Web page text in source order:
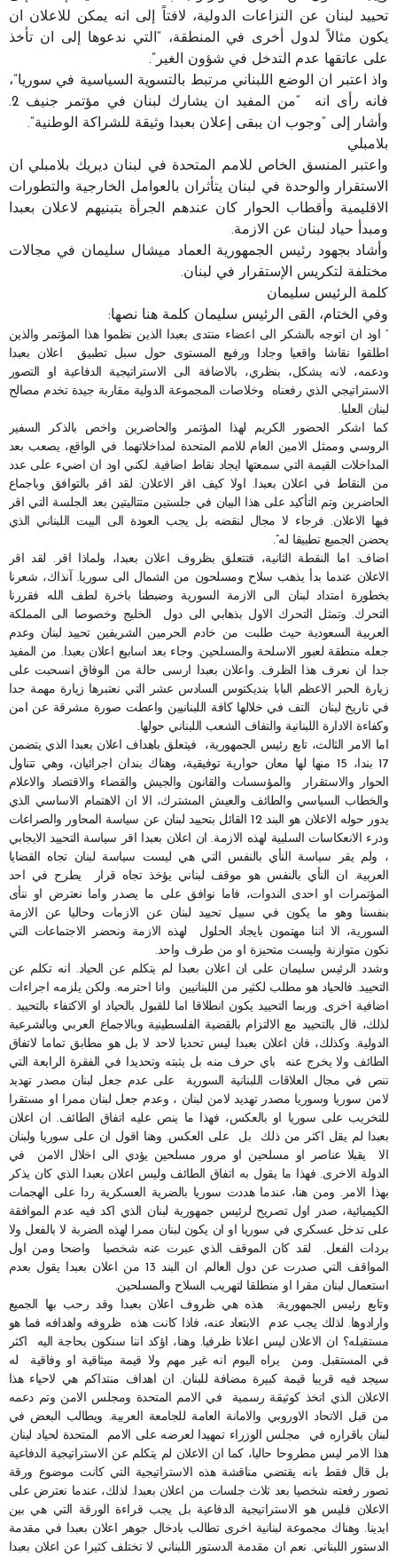
تحييد لبنان عن النزاعات الدولية، لافتاً إلى انه يمكن للاعلان ان
يكون مثالاً لدول أخرى في المنطقة، “التي ندعوها إلى ان تأخذ
على عاتقها عدم التدخل في شؤون الغير”.
واذ اعتبر ان الوضع اللبناني مرتبط بالتسوية السياسية في سوريا”،
فانه رأى انه “من المفيد ان يشارك لبنان في مؤتمر جنيف 2.
وأشار إلى “وجوب ان يبقى إعلان بعبدا وثيقة للشراكة الوطنية”.
بلامبلي
واعتبر المنسق الخاص للامم المتحدة في لبنان ديريك بلامبلي ان
الاستقرار والوحدة في لبنان يتأثران بالعوامل الخارجية والتطورات
الاقليمية وأقطاب الحوار كان عندهم الجرأة بتبنيهم لاعلان بعبدا
ومبدأ حياد لبنان عن الازمة.
وأشاد بجهود رئيس الجمهورية العماد ميشال سليمان في مجالات
مختلفة لتكريس الإستقرار في لبنان.
كلمة الرئيس سليمان
وفي الختام، القى الرئيس سليمان كلمة هنا نصها:
” اود ان اتوجه بالشكر الى اعضاء منتدى بعبدا الذين نظموا هذا المؤتمر والذين
اطلقوا نقاشا واقعيا وجادا ورفيع المستوى حول سبل تطبيق اعلان بعبدا
ودعمه، لانه يشكل، بنظري، بالاضافة الى الاستراتيجية الدفاعية او التصور
الاستراتيجي الذي رفعناه وخلاصات المجموعة الدولية مقاربة جيدة تخدم مصالح
لبنان العليا.
كما اشكر الحضور الكريم لهذا المؤتمر والحاضرين واخص بالذكر السفير
الروسي وممثل الامين العام للامم المتحدة لمداخلاتهما. في الواقع، يصعب بعد
المداخلات القيمة التي سمعتها ايجاد نقاط اضافية. لكني اود ان اضيء على عدد
من النقاط في اعلان بعبدا. اولا كيف اقر الاعلان: لقد اقر بالتوافق وباجماع
الحاضرين وتم التأكيد على هذا البيان في جلستين متتاليتين بعد الجلسة التي اقر
فيها الاعلان. فرجاء لا مجال لنقضه بل يجب العودة الى البيت اللبناني الذي
يحضن الجميع تطبيقا له”.
اضاف: اما النقطة الثانية، فتتعلق بظروف اعلان بعبدا، ولماذا اقر. لقد اقر
الاعلان عندما بدأ يذهب سلاح ومسلحون من الشمال الى سوريا. آنذاك، شعرنا
بخطورة امتداد لبنان الى الازمة السورية وضبطنا باخرة لطف الله فقررنا
التحرك. وتمثل التحرك الاول بذهابي الى دول الخليج وخصوصا الى المملكة
العربية السعودية حيث طلبت من خادم الحرمين الشريفين تحييد لبنان وعدم
جعله منطقة لعبور الاسلحة والمسلحين. وجاء بعد اسابيع اعلان بعبدا. من المفيد
جدا ان نعرف هذا الظرف. واعلان بعبدا ارسى حالة من الوفاق انسحبت على
زيارة الحبر الاعظم البابا بنديكتوس السادس عشر التي نعتبرها زيارة مهمة جدا
في تاريخ لبنان التف في خلالها كافة اللبنانيين واعطت صورة مشرقة عن امن
وكفاءة الادارة اللبنانية والتفاف الشعب اللبناني حولها.
اما الامر الثالث، تابع رئيس الجمهورية، فيتعلق باهداف اعلان بعبدا الذي يتضمن
17 بندا، 15 منها لها معان حوارية توفيقية، وهناك بندان اجرائيان، وهي تتناول
الحوار والاستقرار والمؤسسات والقانون والجيش والقضاء والاقتصاد والاعلام
والخطاب السياسي والطائف والعيش المشترك، الا ان الاهتمام الاساسي الذي
يدور حوله الاعلان هو البند 12 القائل بتحييد لبنان عن سياسة المحاور والصراعات
ودرء الانعكاسات السلبية لهذه الازمة. ان اعلان بعبدا اقر سياسة التحييد الايجابي
، ولم يقر سياسة النأي بالنفس التي هي ليست سياسة لبنان تجاه القضايا
العربية. ان النأي بالنفس هو موقف لبناني يؤخذ تجاه قرار يطرح في احد
المؤتمرات او احدى الندوات، فاما نوافق على ما يصدر واما نعترض او ننأى
بنفسنا وهو ما يكون في سبيل تحييد لبنان عن الازمات وحاليا عن الازمة
السورية، الا اننا مهتمون بايجاد الحلول لهذه الازمة ونحضر الاجتماعات التي
تكون متوازنة وليست متحيزة او من طرف واحد.
وشدد الرئيس سليمان على ان اعلان بعبدا لم يتكلم عن الحياد. انه تكلم عن
التحييد. فالحياد هو مطلب لكثير من اللبنانيين وانا احترمه. ولكن يلزمه اجراءات
اضافية اخرى. وربما التحييد يكون انطلاقا اما للقبول بالحياد او الاكتفاء بالتحييد .
لذلك، قال بالتحييد مع الالتزام بالقضية الفلسطينية وبالاجماع العربي وبالشرعية
الدولية. وكذلك، فان اعلان بعبدا ليس تحديا لاحد لا بل هو مطابق تماما لاتفاق
الطائف ولا يخرج عنه باي حرف منه بل يثبته وتحديدا في الفقرة الرابعة التي
تنص في مجال العلاقات اللبنانية السورية على عدم جعل لبنان مصدر تهديد
لامن سوريا وسوريا مصدر تهديد لامن لبنان ، وعدم جعل لبنان ممرا او مستقرا
للتخريب على سوريا او بالعكس، فهذا ما ينص عليه اتفاق الطائف. ان اعلان
بعبدا لم يقل اكثر من ذلك بل على العكس. وهنا اقول ان على سوريا ولبنان
الا يقبلا عناصر او مسلحين او مرور مسلحين يؤدي الى اخلال الامن في
الدولة الاخرى. فهذا ما يقول به اتفاق الطائف وليس اعلان بعبدا الذي كان يذكر
بهذا الامر. ومن هنا، عندما هددت سوريا بالضرية العسكرية ردا على الهجمات
الكيميائية، صدر اول تصريح لرئيس جمهورية لبنان الذي اكد فيه عدم الموافقة
على تدخل عسكري في سوريا او ان يكون لبنان ممرا لهذه الضربة لا بالفعل ولا
بردات الفعل. لقد كان الموقف الذي عبرت عنه شخصيا واضحا ومن اول
المواقف التي صدرت عن دول العالم. ان البند 13 من اعلان بعبدا يقول بعدم
استعمال لبنان مقرا او منطلقا لتهريب السلاح والمسلحين.
وتابع رئيس الجمهورية: هذه هي ظروف اعلان بعبدا وقد رحب بها الجميع
وارادوها. لذلك يجب عدم الابتعاد عنه، فاذا كانت هذه ظروفه واهدافه فما هو
مستقبله؟ ان الاعلان ليس اعلانا ظرفيا. وهنا، اؤكد اننا سنكون بحاجة اليه اكثر
في المستقبل. ومن يراه اليوم انه غير مهم ولا قيمة ميثاقية او وفاقية له
سيجد فيه قريبا قيمة كبيرة مضافة للبنان. ان اهداف منتداكم هي لاحياء هذا
الاعلان الذي اتخذ كوثيقة رسمية في الامم المتحدة ومجلس الامن وتم دعمه
من قبل الاتحاد الاوروبي والامانة العامة للجامعة العربية. ويطالب البعض في
لبنان باقراره في مجلس الوزراء تمهيدا لعرضه على الامم المتحدة لحياد لبنان.
هذا الامر ليس مطروحا حاليا، كما ان الاعلان لم يتكلم عن الاستراتيجية الدفاعية
بل قال فقط بانه يقتضي مناقشة هذه الاستراتيجية التي كانت موضوع ورقة
تصور رفعته شخصيا بعد ثلاث جلسات من اعلان بعبدا. لذلك، عندما نعترض على
الاعلان فليس هو الاستراتيجية الدفاعية بل يجب قراءة الورقة التي هي بين
ايدينا. وهناك مجموعة لبنانية اخرى تطالب بادخال جوهر اعلان بعبدا في مقدمة
الدستور اللبناني. نعم ان مقدمة الدستور اللبناني لا تختلف كثيرا عن اعلان بعبدا